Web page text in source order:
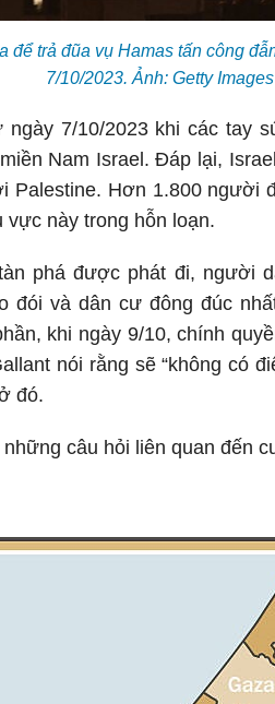
để trả đũa vụ Hamas tấn công
7/10/2023. Ảnh: Getty Images
7/10/2023 khi các tay
Nam Israel. Đáp lại,
Palestine. Hơn 1.800 người
vực này trong hỗn loạn.
phá được phát đi, người
đói và dân cư đông đúc
khi ngày 9/10, chính
nói rằng sẽ “không có
đó.
câu hỏi liên quan đến